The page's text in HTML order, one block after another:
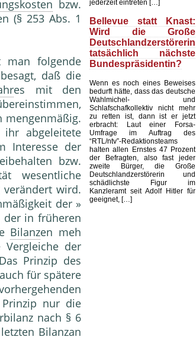
bzw.
(§ 253 Abs. 1
man folgende
besagt, daß die
es mit den
mengenmäßig.
abgeleitete
Interesse der
bzw.
wesentliche
verändert wird.
der »
in früheren
Bilanzen meh
der
Prinzip des
für spätere
nur die
nach § 6
Bilanzan
jederzeit eintreten […]
Bellevue statt Knast:
Wird die Große
Deutschlandzerstörerin
tatsächlich nächste
Bundespräsidentin?
Wenn es noch eines Beweises
bedurft hätte, dass das deutsche
Wahlmichel- und
Schlafschafkollektiv nicht mehr
zu retten ist, dann ist er jetzt
erbracht: Laut einer Forsa-
Umfrage im Auftrag des
“RTL/ntv”-Redaktionsteams
halten allen Ernstes 47 Prozent
der Befragten, also fast jeder
zweite Bürger, die Große
Deutschlandzerstörerin und
schädlichste Figur im
Kanzleramt seit Adolf Hitler für
geeignet, […]